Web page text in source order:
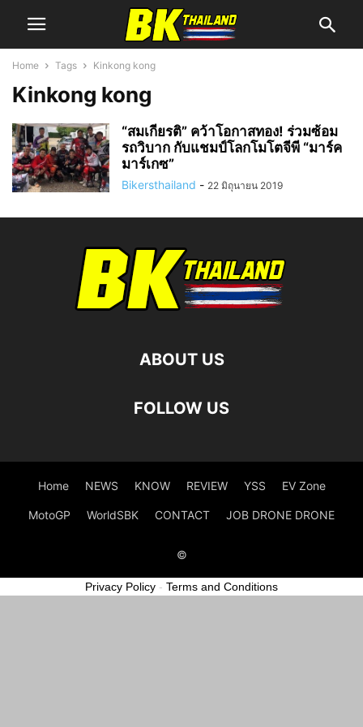
Home Tags Kinkong kong
Kinkong kong
“สมเกียรติ” คว้าโอกาสทอง! ร่วมซ้อม
รถวิบาก กับแชมป์โลกโมโตจีพี “มาร์ค
มาร์เกซ”
Bikersthailand - 22 มิถุนายน 2019
ABOUT US
FOLLOW US
Home NEWS KNOW REVIEW YSS EV Zone
MotoGP WorldSBK CONTACT JOB DRONE DRONE
©
Privacy Policy - Terms and Conditions